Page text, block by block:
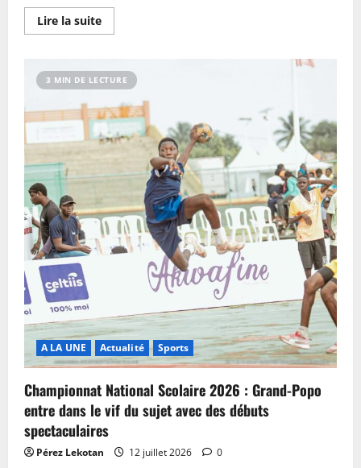
Lire la suite
3 MIN DE LECTURE
A LA UNE Actualité Sports
Championnat National Scolaire 2026 : Grand-Popo
entre dans le vif du sujet avec des débuts
spectaculaires
Pérez Lekotan 12 juillet 2026 0